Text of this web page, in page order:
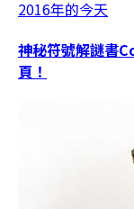
2016年的今天
神秘符號解謎書
頁！